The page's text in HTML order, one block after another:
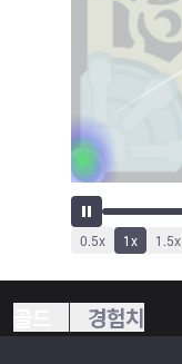
0.5x 1x 1.5x
경험치